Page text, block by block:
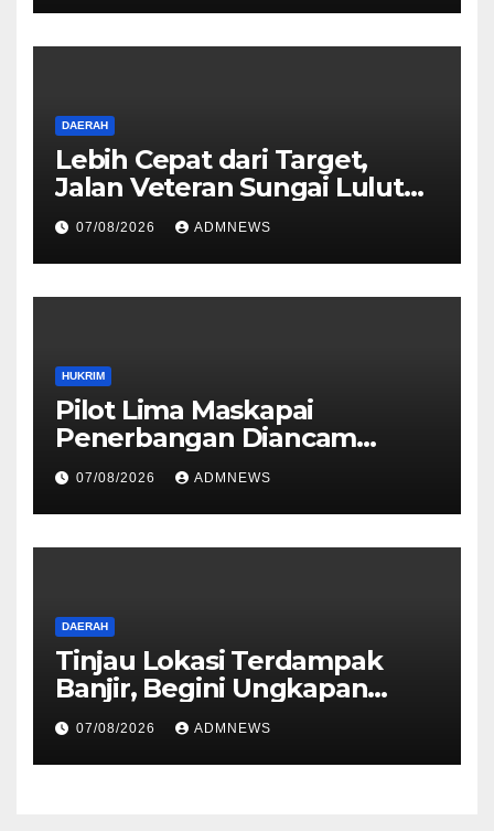
Kejari Jakarta Pusat
DAERAH
Lebih Cepat dari Target,
Jalan Veteran Sungai Lulut
Dibuka
07/08/2026 ADMNEWS
HUKRIM
Pilot Lima Maskapai
Penerbangan Diancam
Ditembak Mati OPM
07/08/2026 ADMNEWS
DAERAH
Tinjau Lokasi Terdampak
Banjir, Begini Ungkapan
Mahyeldi
07/08/2026 ADMNEWS